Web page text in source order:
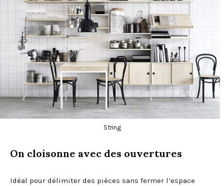
String
On cloisonne avec des ouvertures
Idéal pour délimiter des pièces sans fermer l’espace